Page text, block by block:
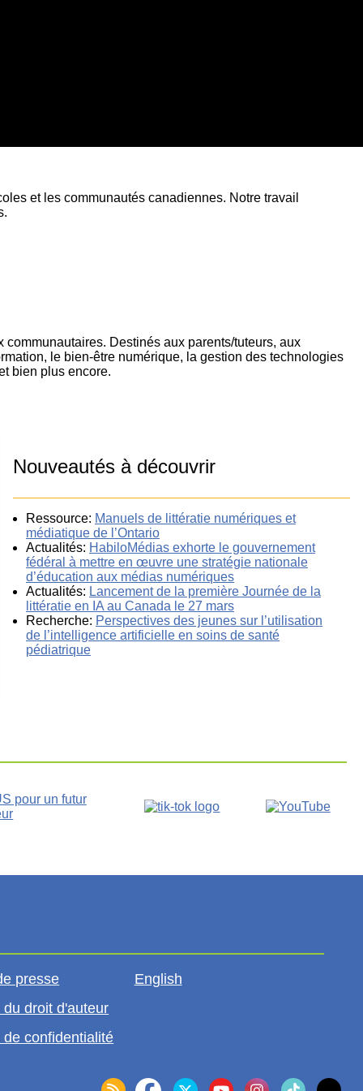
et les communautés canadiennes. Notre travail
Destinés aux parents/tuteurs, aux
le bien-être numérique, la gestion des technologies
bien plus encore.
Nouveautés à découvrir
Ressource: Manuels de littératie numériques et
médiatique de l’Ontario
Actualités: HabiloMédias exhorte le gouvernement
fédéral à mettre en œuvre une stratégie nationale
d’éducation aux médias numériques
Actualités: Lancement de la première Journée de la
littératie en IA au Canada le 27 mars
Recherche: Perspectives des jeunes sur l’utilisation
de l’intelligence artificielle en soins de santé
pédiatrique
presse
du droit d'auteur
de confidentialité
English